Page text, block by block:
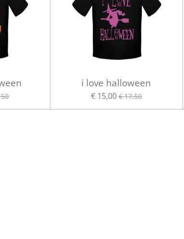
i love halloween
€ 15,00 € 17,50